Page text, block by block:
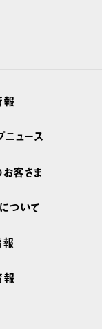
報
ニュース
客さま
ついて